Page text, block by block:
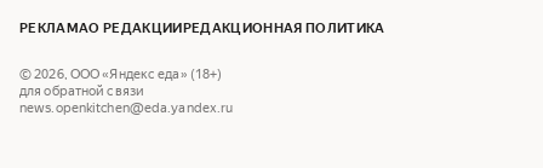
РЕКЛАМАО РЕДАКЦИИ РЕДАКЦИОННАЯ ПОЛИТИКА
©2026, ООО «Яндекс еда» (18+)
для обратной связи
news.openkitchen@eda.yandex.ru